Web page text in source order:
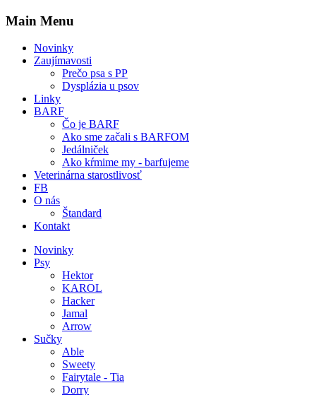
Main Menu
Novinky
Zaujímavosti
Prečo psa s PP
Dysplázia u psov
Linky
BARF
Čo je BARF
Ako sme začali s BARFOM
Jedálniček
Ako kŕmime my - barfujeme
Veterinárna starostlivosť
FB
O nás
Štandard
Kontakt
Novinky
Psy
Hektor
KAROL
Hacker
Jamal
Arrow
Sučky
Able
Sweety
Fairytale - Tia
Dorry